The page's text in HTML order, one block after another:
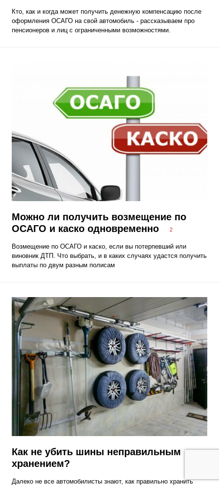
Кто, как и когда может получить денежную компенсацию после
оформления ОСАГО на свой автомобиль - рассказываем про
пенсионеров и лиц с ограниченными возможностями.
Можно ли получить возмещение по
ОСАГО и каско одновременно
2
Возмещение по ОСАГО и каско, если вы потерпевший или
виновник ДТП. Что выбрать, и в каких случаях удастся получить
выплаты по двум разным полисам
Как не убить шины неправильным
хранением?
Далеко не все автомобилисты знают, как правильно хранить